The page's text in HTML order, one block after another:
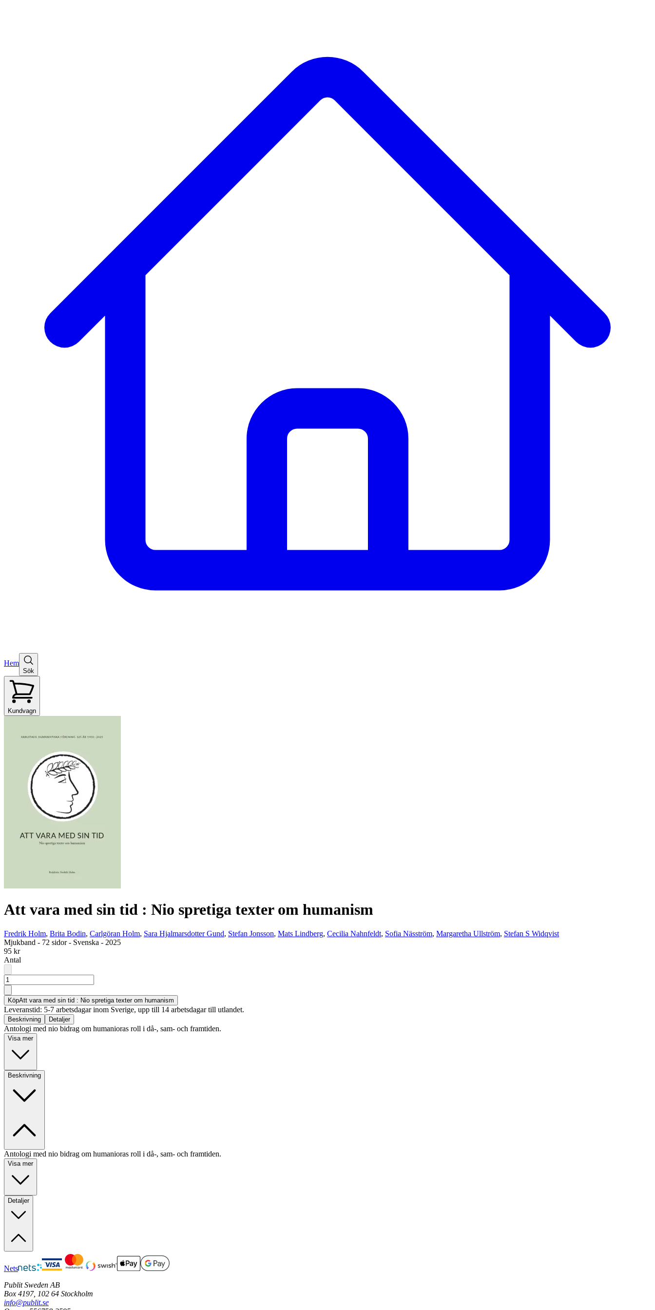
Hem
Sök
Kundvagn
Att vara med sin tid : Nio spretiga texter om humanism
Fredrik Holm, Brita Bodin, Carlgöran Holm, Sara Hjalmarsdotter Gund, Stefan Jonsson, Mats Lindberg, Cecilia Nahnfeldt, Sofia Näsström, Margaretha Ullström, Stefan S Widqvist
Mjukband - 72 sidor- Svenska - 2025
95 kr
Antal
KöpAtt vara med sin tid : Nio spretiga texter om humanism
Leveranstid: 5-7 arbetsdagar inom Sverige, upp till 14 arbetsdagar till utlandet.
Beskrivning Detaljer
Antologi med nio bidrag om humanioras roll i då-, sam- och framtiden.
Visa mer
Beskrivning
Antologi med nio bidrag om humanioras roll i då-, sam- och framtiden.
Visa mer
Detaljer
Nets
Publit Sweden AB
Box 4197, 102 64 Stockholm
info@publit.se